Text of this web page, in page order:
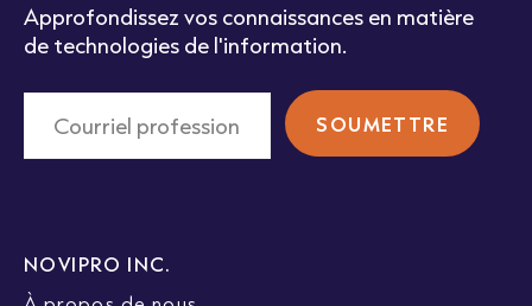
Approfondissez vos connaissances en matière
de technologies de l'information.
NOVIPRO INC.